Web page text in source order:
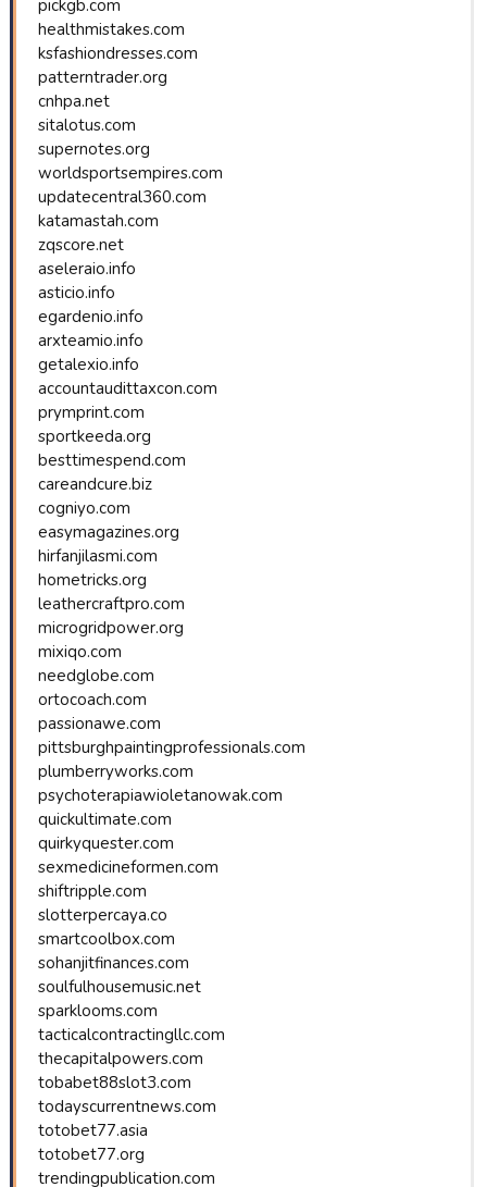
pickgb.com
healthmistakes.com
ksfashiondresses.com
patterntrader.org
cnhpa.net
sitalotus.com
supernotes.org
worldsportsempires.com
updatecentral360.com
katamastah.com
zqscore.net
aseleraio.info
asticio.info
egardenio.info
arxteamio.info
getalexio.info
accountaudittaxcon.com
prymprint.com
sportkeeda.org
besttimespend.com
careandcure.biz
cogniyo.com
easymagazines.org
hirfanjilasmi.com
hometricks.org
leathercraftpro.com
microgridpower.org
mixiqo.com
needglobe.com
ortocoach.com
passionawe.com
pittsburghpaintingprofessionals.com
plumberryworks.com
psychoterapiawioletanowak.com
quickultimate.com
quirkyquester.com
sexmedicineformen.com
shiftripple.com
slotterpercaya.co
smartcoolbox.com
sohanjitfinances.com
soulfulhousemusic.net
sparklooms.com
tacticalcontractingllc.com
thecapitalpowers.com
tobabet88slot3.com
todayscurrentnews.com
totobet77.asia
totobet77.org
trendingpublication.com